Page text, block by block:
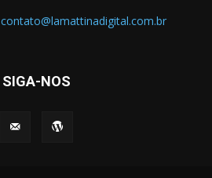
contato@lamattinadigital.com.br
SIGA-NOS